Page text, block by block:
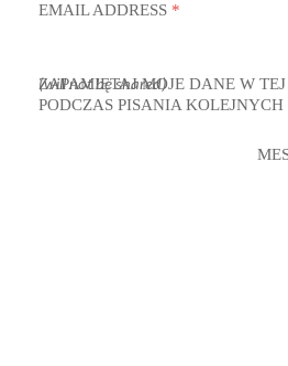
EMAIL ADDRESS *
(will not be shared)
ZAPAMIĘTAJ MOJE DANE W
PODCZAS PISANIA